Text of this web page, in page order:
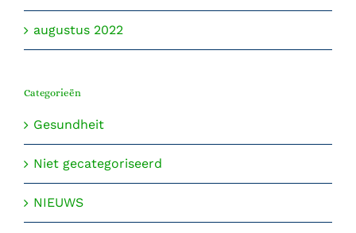
augustus 2022
Categorieën
Gesundheit
Niet gecategoriseerd
NIEUWS